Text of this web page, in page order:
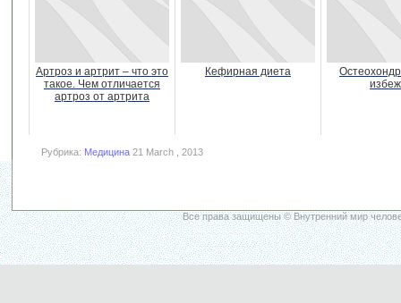
Артроз и артрит – что это
такое. Чем отличается
артроз от артрита
Кефирная диета
Рубрика: Медицина 21 March , 2013
Все права защищены © Внутренний мир